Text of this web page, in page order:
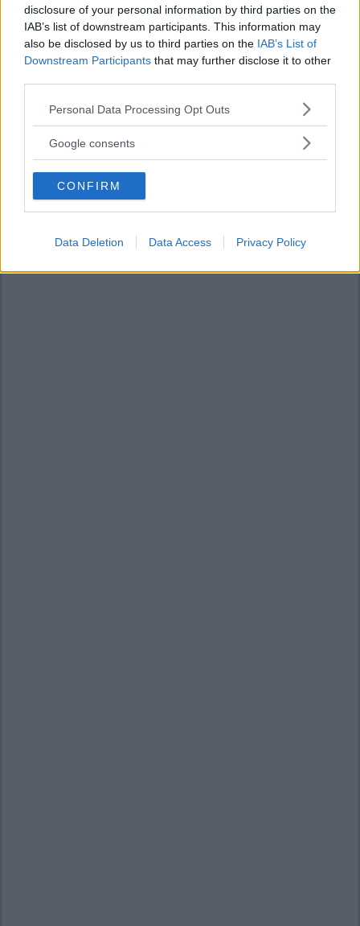
disclosure of your personal information by third parties on the
IAB’s list of downstream participants. This information may
also be disclosed by us to third parties on the IAB’s List of
Downstream Participants that may further disclose it to other
Please note that this website/app uses one or more Google
not limited to your visit or usage behaviour. You may click to
use your data for below specified purposes in below Google
consent section.
Personal Data Processing Opt Outs
Google consents
CONFIRM
Data Deletion Data Access Privacy Policy